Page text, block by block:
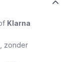
Klarna
zonder